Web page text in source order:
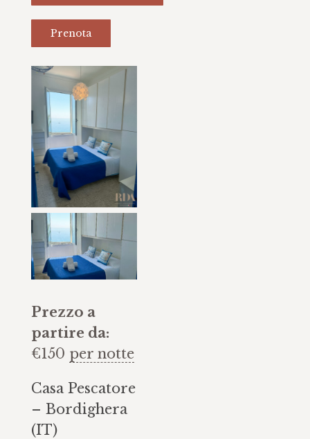
Prenota
Casa Pescatore
– Bordighera
(IT)
Prezzo a
partire da:
€150 per notte